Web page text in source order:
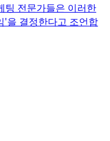
팅 전문가들은 이러한
'을 결정한다고 조언합